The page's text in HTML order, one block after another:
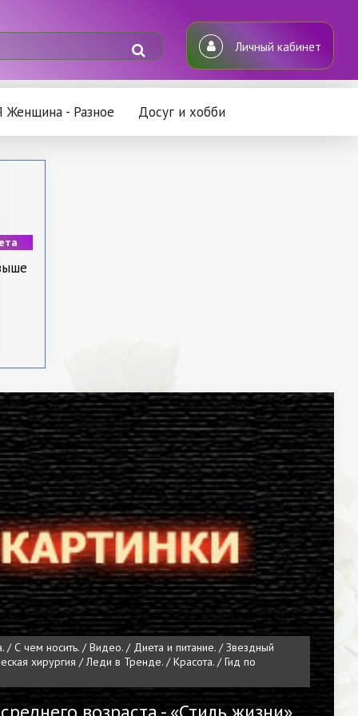
Личный кабинет
Женщина - Разное Досуг и хобби
/
и
С чем носить. / Видео. / Диета и питание. / Звездный
хирургия / Леди в Тренде. / Красота. / Гид по